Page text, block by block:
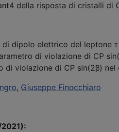
della risposta di cristalli
dipolo elettrico del leptone
di violazione di CP
di violazione di CP sin(2β)
, Giuseppe Finocchiaro